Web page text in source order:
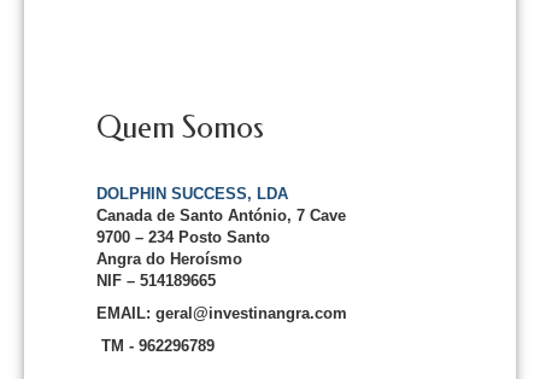
Quem Somos
DOLPHIN SUCCESS, LDA
Canada de Santo António, 7 Cave
9700 – 234 Posto Santo
Angra do Heroísmo
NIF – 514189665
EMAIL: geral@investinangra.com
TM - 962296789